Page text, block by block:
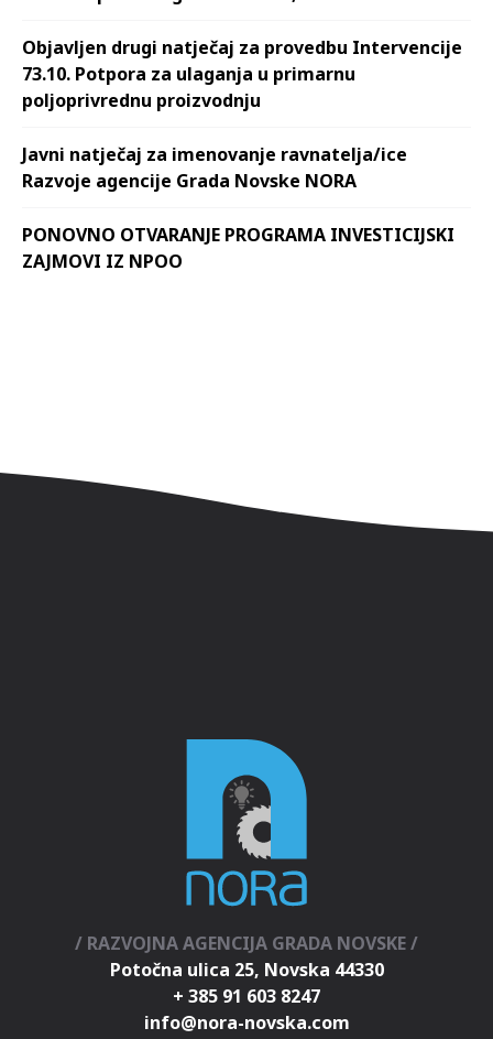
Objavljen drugi natječaj za provedbu Intervencije
73.10. Potpora za ulaganja u primarnu
poljoprivrednu proizvodnju
Javni natječaj za imenovanje ravnatelja/ice
Razvoje agencije Grada Novske NORA
PONOVNO OTVARANJE PROGRAMA INVESTICIJSKI
ZAJMOVI IZ NPOO
/ RAZVOJNA AGENCIJA GRADA NOVSKE /
Potočna ulica 25, Novska 44330
+ 385 91 603 8247